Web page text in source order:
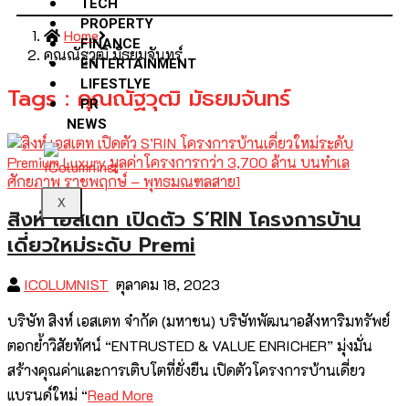
TECH
PROPERTY
FINANCE
ENTERTAINMENT
LIFESTLYE
PR
NEWS
X
Home
คุณณัฐวุฒิ มัธยมจันทร์
Tags : คุณณัฐวุฒิ มัธยมจันทร์
สิงห์ เอสเตท เปิดตัว S’RIN โครงการบ้าน
เดี่ยวใหม่ระดับ Premi
ICOLUMNIST ตุลาคม 18, 2023
บริษัท สิงห์ เอสเตท จำกัด (มหาชน) บริษัทพัฒนาอสังหาริมทรัพย์
ตอกย้ำวิสัยทัศน์ “ENTRUSTED & VALUE ENRICHER” มุ่งมั่น
สร้างคุณค่าและการเติบโตที่ยั่งยืน เปิดตัวโครงการบ้านเดี่ยว
แบรนด์ใหม่ “Read More